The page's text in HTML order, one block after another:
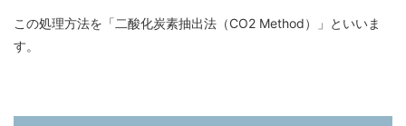
この処理方法を「二酸化炭素抽出法（CO2 Method）」といいま
す。